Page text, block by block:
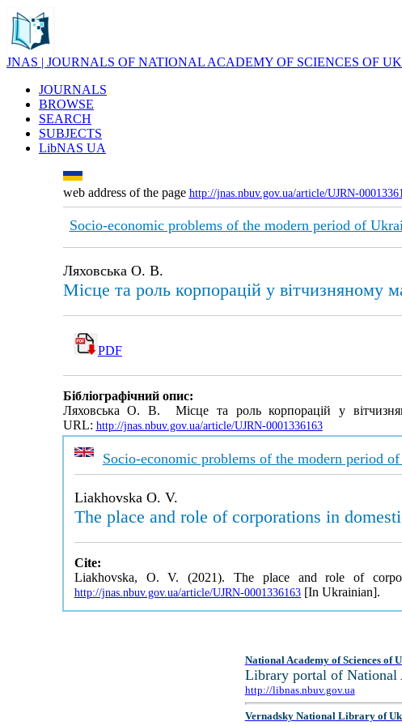
JNAS | JOURNALS OF NATIONAL ACADEMY OF SCIENCES OF
JOURNALS
BROWSE
SEARCH
SUBJECTS
LibNAS UA
web address of the page http://jnas.nbuv.gov.ua/article/UJRN-
Socio-economic problems of the modern period of
Ляховська О. В.
Місце та роль корпорацій у вітчизняному
PDF
Бібліографічний опис:
Ляховська О. В. Місце та роль корпорацій у
URL: http://jnas.nbuv.gov.ua/article/UJRN-0001336163
Socio-economic problems of the modern period
Liakhovska O. V.
The place and role of corporations in
Cite:
Liakhovska, O. V. (2021). The place and role of
http://jnas.nbuv.gov.ua/article/UJRN-0001336163[In Ukrainian].
National Academy of Sciences of
Library portal of National
http://libnas.nbuv.gov.ua
Vernadsky National Library of